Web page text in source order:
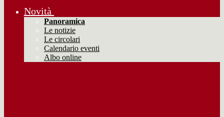
Novità
Panoramica
Le notizie
Le circolari
Calendario eventi
Albo online